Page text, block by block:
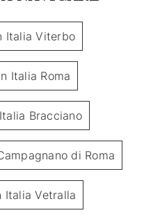
Italia Viterbo
Italia Roma
Bracciano
di Roma
Italia Vetralla